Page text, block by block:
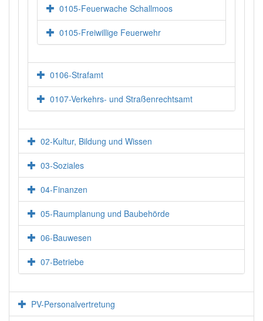
0105-Feuerwache Schallmoos
0105-Freiwillige Feuerwehr
0106-Strafamt
0107-Verkehrs- und Straßenrechtsamt
02-Kultur, Bildung und Wissen
03-Soziales
04-Finanzen
05-Raumplanung und Baubehörde
06-Bauwesen
07-Betriebe
PV-Personalvertretung